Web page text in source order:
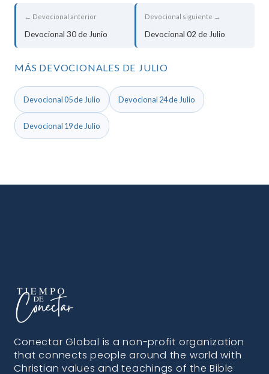
← Devocional anterior
Devocional 30 de Junio
Devocional siguiente →
Devocional 02 de Julio
MÁS DEVOCIONALES DE JULIO
Devocional 05 de Julio Devocional 24 de Julio
Devocional 19 de Julio
Conectar Global is a non-profit organization
that connects people around the world with
Christian values and teachings of the Bible